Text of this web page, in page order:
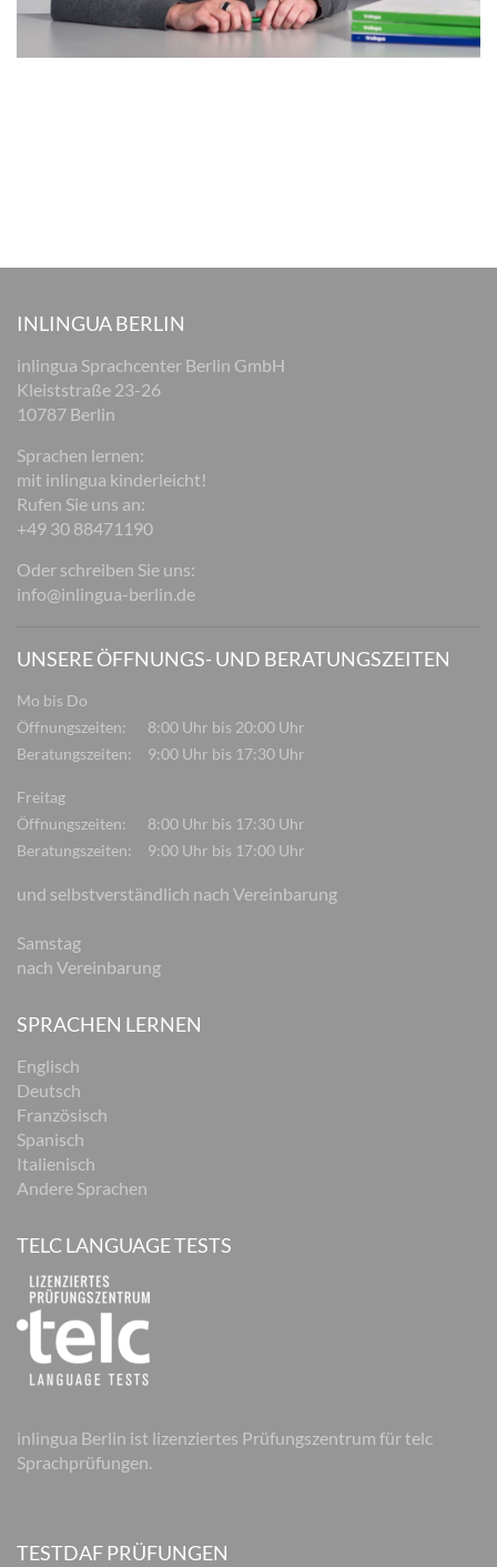
INLINGUA BERLIN
inlingua Sprachcenter Berlin GmbH
Kleiststraße 23-26
10787 Berlin
Sprachen lernen:
mit inlingua kinderleicht!
Rufen Sie uns an:
+49 30 88471190
Oder schreiben Sie uns:
info@inlingua-berlin.de
UNSERE ÖFFNUNGS- UND BERATUNGSZEITEN
Mo bis Do
Öffnungszeiten:
8:00 Uhr bis 20:00 Uhr
Beratungszeiten:
9:00 Uhr bis 17:30 Uhr
Freitag
Öffnungszeiten:
8:00 Uhr bis 17:30 Uhr
Beratungszeiten:
9:00 Uhr bis 17:00 Uhr
und selbstverständlich nach Vereinbarung
Samstag
nach Vereinbarung
SPRACHEN LERNEN
Englisch
Deutsch
Französisch
Spanisch
Italienisch
Andere Sprachen
TELC LANGUAGE TESTS
inlingua Berlin ist lizenziertes Prüfungszentrum für telc
Sprachprüfungen.
TESTDAF PRÜFUNGEN